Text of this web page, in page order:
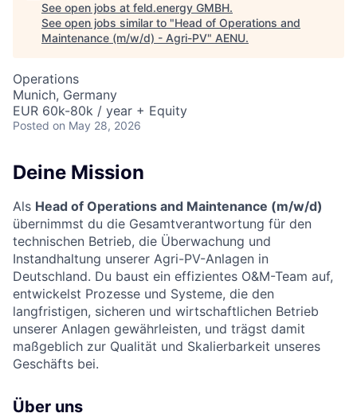
See open jobs at feld.energy GMBH.
See open jobs similar to "Head of Operations and
Maintenance (m/w/d) - Agri-PV" AENU.
Operations
Munich, Germany
EUR 60k-80k / year + Equity
Posted on May 28, 2026
Deine Mission
Als Head of Operations and Maintenance (m/w/d)
übernimmst du die Gesamtverantwortung für den
technischen Betrieb, die Überwachung und
Instandhaltung unserer Agri-PV-Anlagen in
Deutschland. Du baust ein effizientes O&M-Team auf,
entwickelst Prozesse und Systeme, die den
langfristigen, sicheren und wirtschaftlichen Betrieb
unserer Anlagen gewährleisten, und trägst damit
maßgeblich zur Qualität und Skalierbarkeit unseres
Geschäfts bei.
Über uns